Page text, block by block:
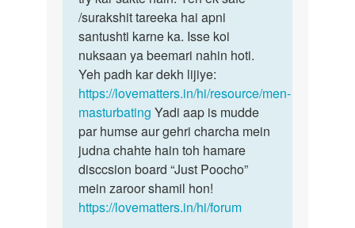
man
karta
by
sonu
/surakshit tareeka hai apni
santushti karne ka. Isse koi
nuksaan ya beemari nahin hoti.
Yeh padh kar dekh lijiye:
https://lovematters.in/hi/resource/men-
masturbating Yadi aap is mudde
par humse aur gehri charcha mein
judna chahte hain toh hamare
disccsion board “Just Poocho”
mein zaroor shamil hon!
https://lovematters.in/hi/forum